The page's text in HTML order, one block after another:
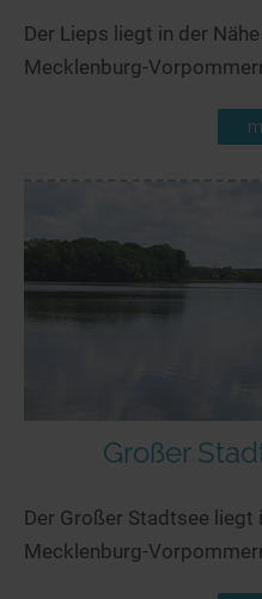
Der Lieps liegt in der
Mecklenburg-
Großer
Der Großer Stadtsee liegt
Mecklenburg-